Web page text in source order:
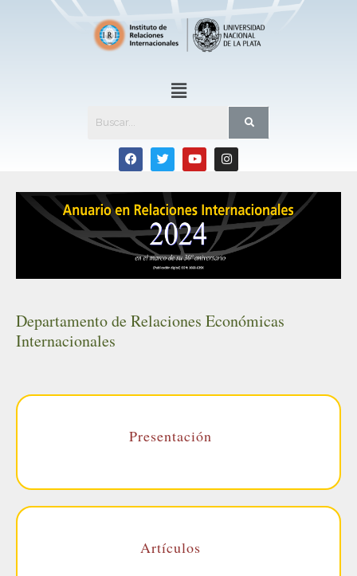
Departamento de Relaciones Económicas
Internacionales
Presentación
Artículos